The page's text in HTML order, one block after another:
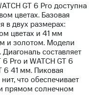
GT 6 Pro доступна
цветах. Базовая
в двух размерах:
цветах и 41 мм
и золотом. Модели
составляет
Pro и WATCH GT 6
6 41 мм. Пиковая
что обеспечивает
прямом солнечном